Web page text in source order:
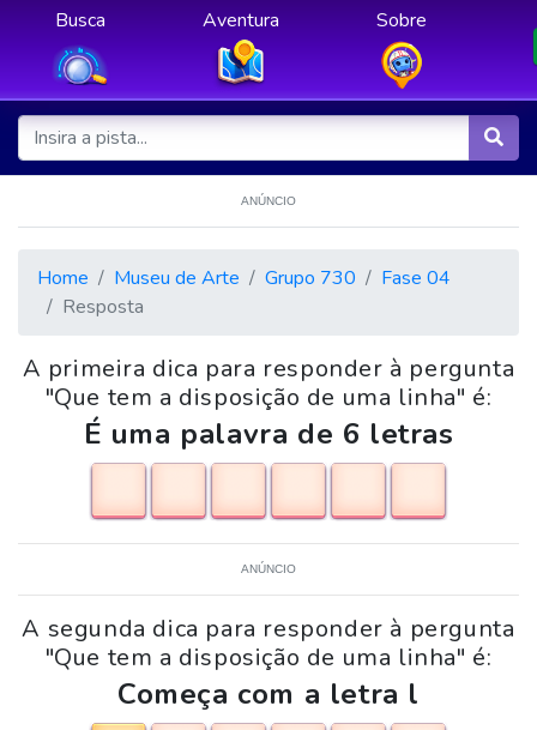
Busca Aventura Sobre
ANÚNCIO
Home Museu de Arte Grupo 730
Fase 04
Resposta
A primeira dica para responder à pergunta
"Que tem a disposição de uma linha" é:
É uma palavra de 6 letras
ANÚNCIO
A segunda dica para responder à pergunta
"Que tem a disposição de uma linha" é:
Começa com a letra l